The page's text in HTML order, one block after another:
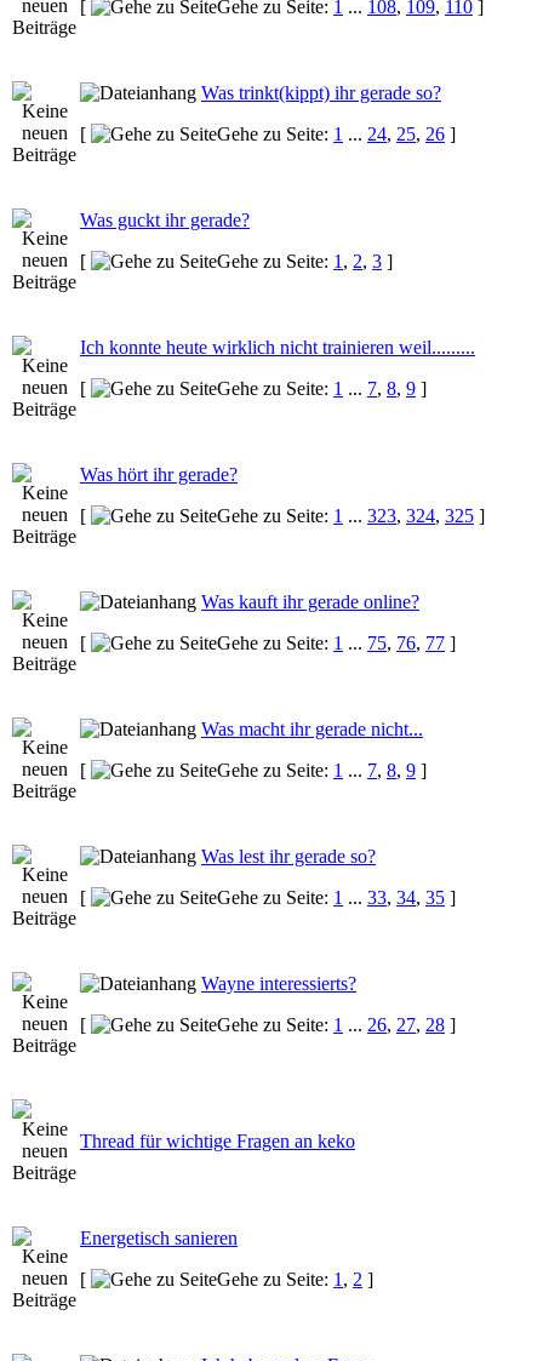
[
Gehe zu Seite: 1 ... 108, 109, 110 ]
Was trinkt(kippt) ihr gerade so?
[
Gehe zu Seite: 1 ... 24, 25, 26 ]
Was guckt ihr gerade?
[
Gehe zu Seite: 1 , 2, 3 ]
Ich konnte heute wirklich nicht trainieren weil.........
[
Gehe zu Seite: 1 ... 7, 8, 9 ]
Was hört ihr gerade?
[
Gehe zu Seite: 1 ... 323, 324, 325 ]
Was kauft ihr gerade online?
[
Gehe zu Seite: 1 ... 75, 76, 77 ]
Was macht ihr gerade nicht...
[
Gehe zu Seite: 1 ... 7, 8, 9 ]
Was lest ihr gerade so?
[
Gehe zu Seite: 1 ... 33, 34, 35 ]
Wayne interessierts?
[
Gehe zu Seite: 1 ... 26, 27, 28 ]
Thread für wichtige Fragen an keko
Energetisch sanieren
[
Gehe zu Seite: 1 , 2 ]